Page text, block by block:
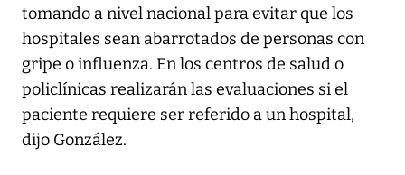
tomando a nivel nacional para evitar que los
hospitales sean abarrotados de personas con
gripe o influenza. En los centros de salud o
policlínicas realizarán las evaluaciones si el
paciente requiere ser referido a un hospital,
dijo González.